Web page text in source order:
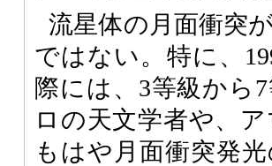
流星体の月面衝突
ではない。特に、
際には、3等級から
ロの天文学者や、
もはや月面衝突発